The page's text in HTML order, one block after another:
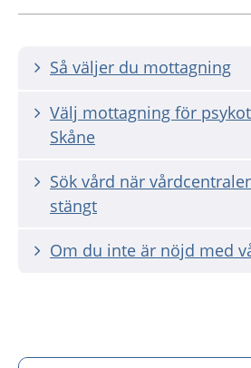
Så väljer du mottagning
Välj mottagning för
Skåne
Sök vård när
stängt
Om du inte är nöjd med